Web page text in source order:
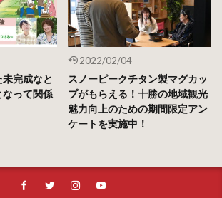
完成なと
なって関係
2022/02/04
スノーピークチタン製マグカッ
プがもらえる！十勝の地域観光
魅力向上のための期間限定アン
ケートを実施中！